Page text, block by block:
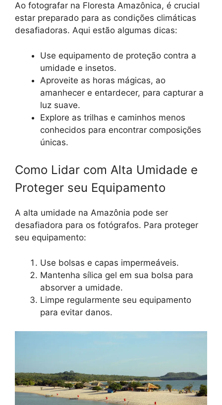
Ao fotografar na Floresta Amazônica, é crucial
estar preparado para as condições climáticas
desafiadoras. Aqui estão algumas dicas:
Use equipamento de proteção contra a
umidade e insetos.
Aproveite as horas mágicas, ao
amanhecer e entardecer, para capturar a
luz suave.
Explore as trilhas e caminhos menos
conhecidos para encontrar composições
únicas.
Como Lidar com Alta Umidade e
Proteger seu Equipamento
A alta umidade na Amazônia pode ser
desafiadora para os fotógrafos. Para proteger
seu equipamento:
Use bolsas e capas impermeáveis.
Mantenha sílica gel em sua bolsa para
absorver a umidade.
Limpe regularmente seu equipamento
para evitar danos.